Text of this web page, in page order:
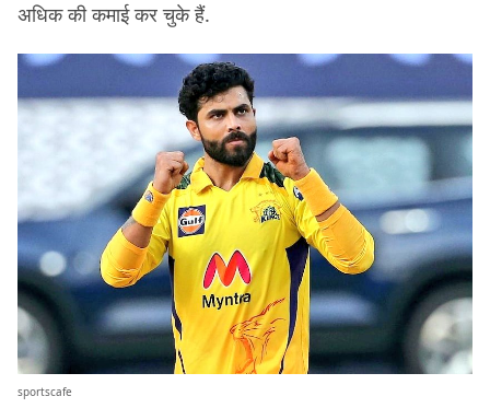
अधिक की कमाई कर चुके हैं.
sportscafe